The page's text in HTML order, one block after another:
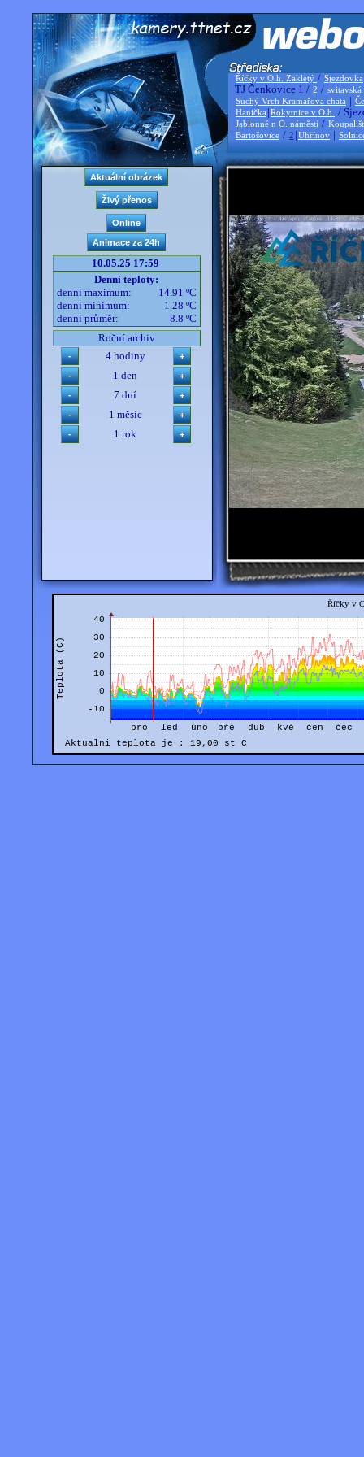
Říčky v O.h. Zakletý / Sjezdovka
TJ Čenkovice 1 / 2 / svitavská
Suchý Vrch Kramářova chata |
Hanička |Rokytnice v O.h. /
Jablonné n O. náměstí /
Bartošovice / 2 |Uhřínov |
10.05.25 17:59
Denní teploty:
denní maximum:
14.91 ºC
denní minimum:
1.28 ºC
denní průměr:
8.8 ºC
Roční archiv
4 hodiny
1 den
7 dní
1 měsíc
1 rok